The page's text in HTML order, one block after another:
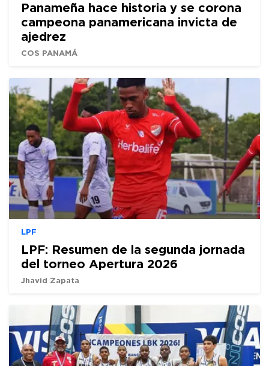
Panameña hace historia y se corona
campeona panamericana invicta de
ajedrez
COS PANAMÁ
LPF
LPF: Resumen de la segunda jornada
del torneo Apertura 2026
Jhavid Zapata